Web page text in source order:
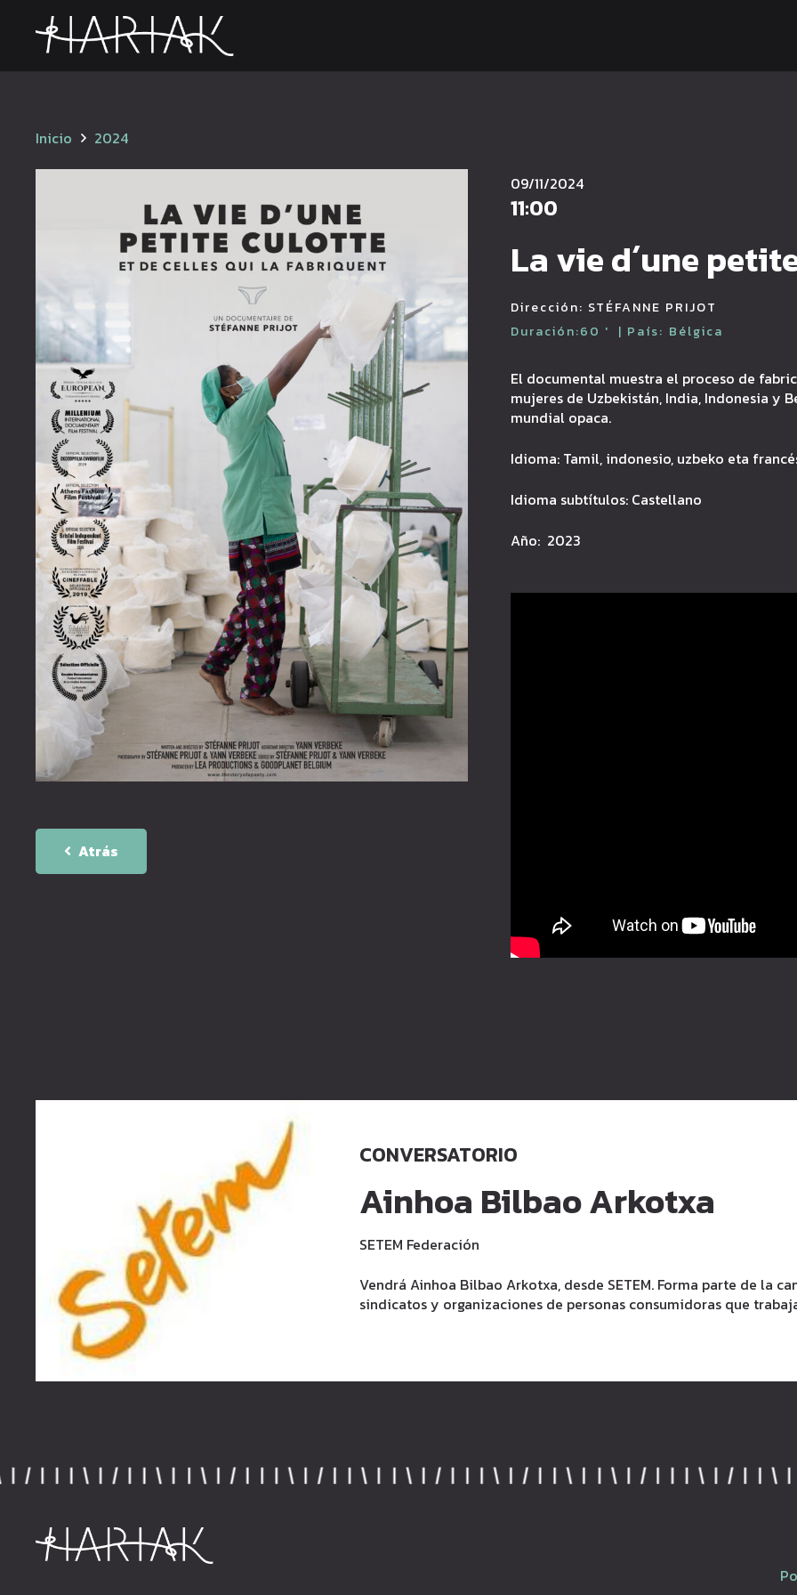
Inicio 2024
Atrás
09/11/2024
11:00
La vie d´une
Dirección: STÉFANNE PRIJOT
Duración:60 ' | País: Bélgica
El documental muestra el proceso de
mujeres de Uzbekistán, India, Indonesia y
mundial opaca.
Idioma: Tamil, indonesio, uzbeko eta
Idioma subtítulos: Castellano
Año: 2023
CONVERSATORIO
Ainhoa Bilbao Arkotxa
SETEM Federación
Vendrá Ainhoa Bilbao Arkotxa, desde SETEM. Forma parte de la
sindicatos y organizaciones de personas consumidoras que